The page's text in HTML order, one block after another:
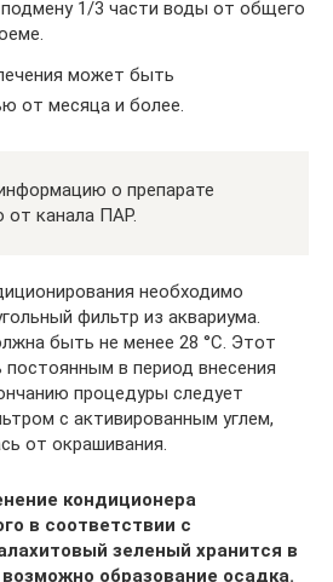
1/3 части воды от общего
может быть
от месяца и более.
о препарате
от канала ПАР.
необходимо
фильтр из аквариума.
быть не менее 28 °С. Этот
в период внесения
процедуры следует
с активированным углем,
от окрашивания.
кондиционера
в соответствии с
зеленый хранится в
образование осадка.